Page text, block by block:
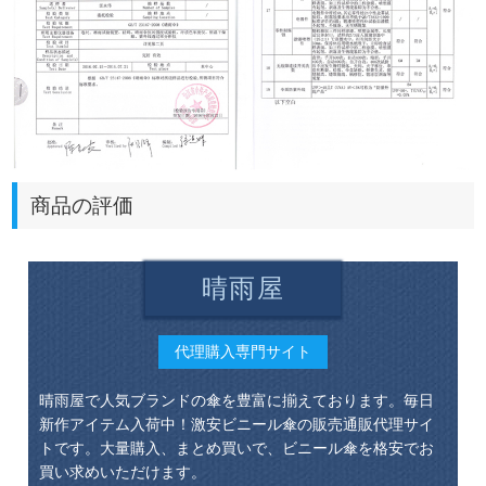
商品の評価
晴雨屋
代理購入専門サイト
晴雨屋で人気ブランドの傘を豊富に揃えております。毎日
新作アイテム入荷中！激安ビニール傘の販売通販代理サイ
トです。大量購入、まとめ買いで、ビニール傘を格安でお
買い求めいただけます。